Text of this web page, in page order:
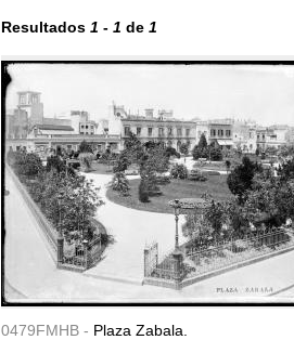
Resultados 1 - 1 de 1
0479FMHB - Plaza Zabala.